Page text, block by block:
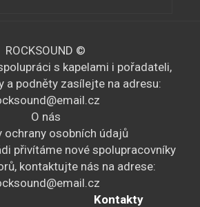
ROCKSOUND ©
s kapelami i pořadateli,
a podněty zasílejte na adresu:
O nás
ochrany osobních údajů
přivítáme nové spolupracovníky
kontaktujte nás na adrese:
Kontakty